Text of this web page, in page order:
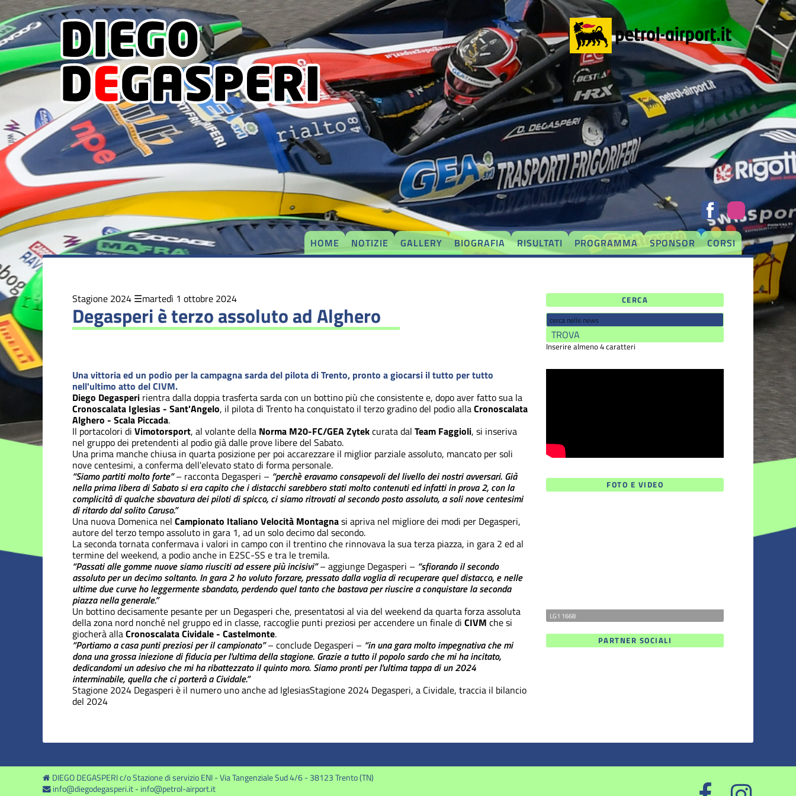
HOME NOTIZIE GALLERY BIOGRAFIA RISULTATI PROGRAMMA SPONSOR CORSI
Stagione 2024 martedì 1 ottobre 2024
Degasperi è terzo assoluto ad Alghero
Una vittoria ed un podio per la campagna sarda del pilota di Trento, pronto a giocarsi il tutto per tutto
nell'ultimo atto del CIVM.
Diego Degasperi rientra dalla doppia trasferta sarda con un bottino più che consistente e, dopo aver fatto sua la
Cronoscalata Iglesias - Sant'Angelo, il pilota di Trento ha conquistato il terzo gradino del podio allaCronoscalata
Alghero - Scala Piccada.
Il portacolori di Vimotorsport, al volante della Norma M20-FC/GEA Zytekcurata dal Team Faggioli, si inseriva
nel gruppo dei pretendenti al podio già dalle prove libere del Sabato.
Una prima manche chiusa in quarta posizione per poi accarezzare il miglior parziale assoluto, mancato per soli
nove centesimi, a conferma dell'elevato stato di forma personale.
“Siamo partiti molto forte”– racconta Degasperi – “perchè eravamo consapevoli del livello dei nostri avversari. Già
nella prima libera di Sabato si era capito che i distacchi sarebbero stati molto contenuti ed infatti in prova 2, con la
complicità di qualche sbavatura dei piloti di spicco, ci siamo ritrovati al secondo posto assoluto, a soli nove centesimi
di ritardo dal solito Caruso.”
Una nuova Domenica nel Campionato Italiano Velocità Montagnasi apriva nel migliore dei modi per Degasperi,
autore del terzo tempo assoluto in gara 1, ad un solo decimo dal secondo.
La seconda tornata confermava i valori in campo con il trentino che rinnovava la sua terza piazza, in gara 2 ed al
termine del weekend, a podio anche in E2SC-SS e tra le tremila.
“Passati alle gomme nuove siamo riusciti ad essere più incisivi”– aggiunge Degasperi – “sfiorando il secondo
assoluto per un decimo soltanto. In gara 2 ho voluto forzare, pressato dalla voglia di recuperare quel distacco, e nelle
ultime due curve ho leggermente sbandato, perdendo quel tanto che bastava per riuscire a conquistare la seconda
piazza nella generale.”
Un bottino decisamente pesante per un Degasperi che, presentatosi al via del weekend da quarta forza assoluta
della zona nord nonché nel gruppo ed in classe, raccoglie punti preziosi per accendere un finale di CIVM che si
giocherà allaCronoscalata Cividale - Castelmonte.
“Portiamo a casa punti preziosi per il campionato”– conclude Degasperi – “in una gara molto impegnativa che mi
dona una grossa iniezione di fiducia per l'ultima della stagione. Grazie a tutto il popolo sardo che mi ha incitato,
dedicandomi un adesivo che mi ha ribattezzato il quinto moro. Siamo pronti per l'ultima tappa di un 2024
interminabile, quella che ci porterà a Cividale.”
Stagione 2024 Degasperi è il numero uno anche ad IglesiasStagione 2024 Degasperi, a Cividale, traccia il bilancio
del 2024
argomenti
delle
notizie:
Stagione
2016
2017
Stagione
2018
Stagione
2019
Stagione
2020
Stagione
2021
Stagione
2022
Stagione
2023
Stagione
2025
CERCA
Inserire almeno 4 caratteri
FOTO E VIDEO
LG1 1668
PARTNER SOCIALI
DIEGO DEGASPERI c/o Stazione di servizio ENI - Via Tangenziale Sud 4/6 - 38123 Trento (TN)
info@diegodegasperi.it - info@petrol-airport.it